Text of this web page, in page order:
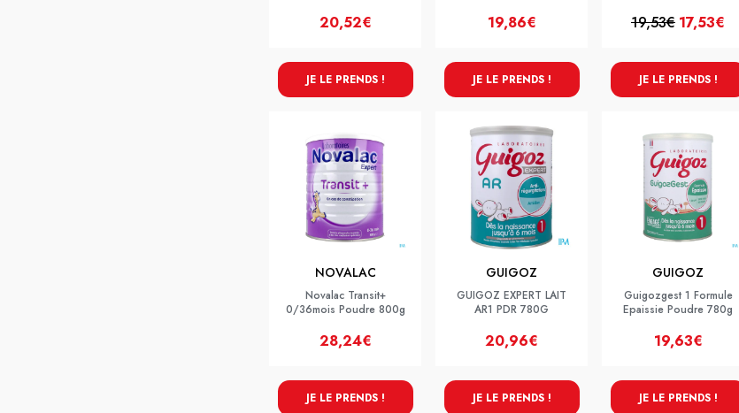
20,52€
JE LE PRENDS !
19,86€
JE LE PRENDS !
19,53€ 17,53€
JE LE PRENDS !
NOVALAC
Novalac Transit+
0/36mois Poudre 800g
28,24€
JE LE PRENDS !
GUIGOZ
GUIGOZ EXPERT LAIT
AR1 PDR 780G
20,96€
JE LE PRENDS !
GUIGOZ
Guigozgest 1 Formule
Epaissie Poudre 780g
19,63€
JE LE PRENDS !